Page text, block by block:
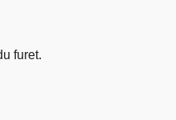
furet.